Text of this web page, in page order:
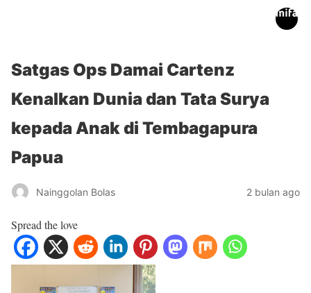
Satgas Ops Damai Cartenz
Kenalkan Dunia dan Tata Surya
kepada Anak di Tembagapura
Papua
Nainggolan Bolas 2 bulan ago
Spread the love